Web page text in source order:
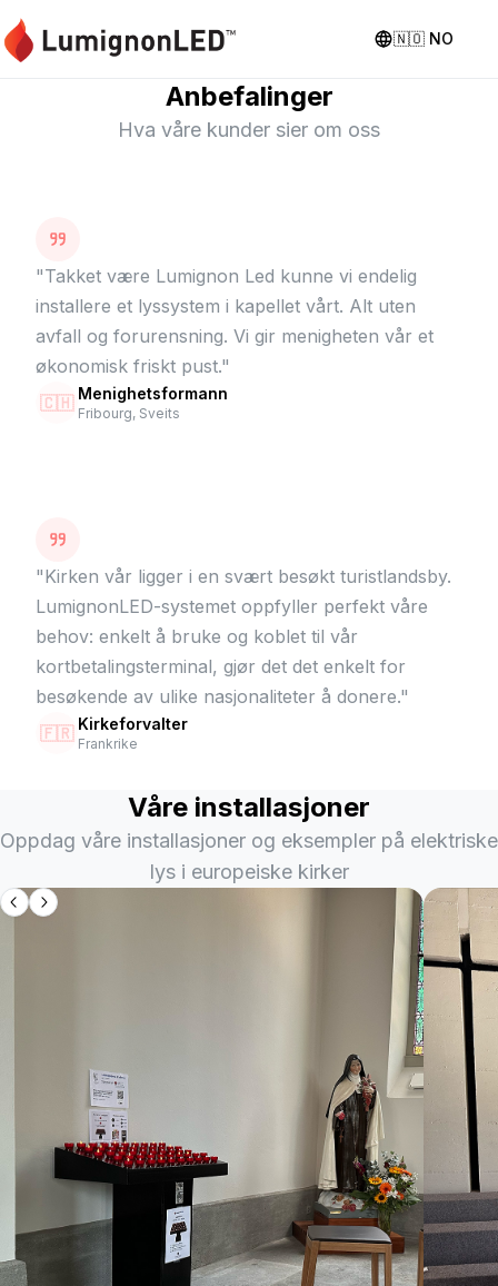
🇳🇴 NO
Anbefalinger
Hva våre kunder sier om oss
"Takket være Lumignon Led kunne vi endelig
installere et lyssystem i kapellet vårt. Alt uten
avfall og forurensning. Vi gir menigheten vår et
økonomisk friskt pust."
🇨🇭 Menighetsformann
Fribourg, Sveits
"Kirken vår ligger i en svært besøkt turistlandsby.
LumignonLED-systemet oppfyller perfekt våre
behov: enkelt å bruke og koblet til vår
kortbetalingsterminal, gjør det det enkelt for
besøkende av ulike nasjonaliteter å donere."
🇫🇷 Kirkeforvalter
Frankrike
Våre installasjoner
Oppdag våre installasjoner og eksempler på elektriske
lys i europeiske kirker